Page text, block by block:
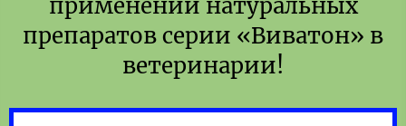
препаратов серии «Виватон» в
ветеринарии!